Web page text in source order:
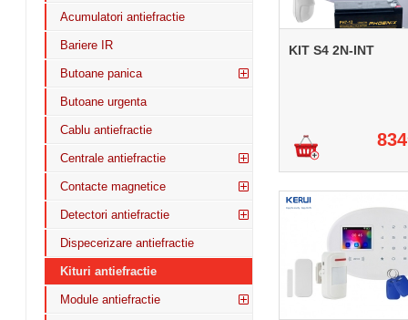
KIT S4 2N-INT
834
Acumulatori antiefractie
Bariere IR
Butoane panica
Butoane urgenta
Cablu antiefractie
Centrale antiefractie
Contacte magnetice
Detectori antiefractie
Dispecerizare antiefractie
Kituri antiefractie
Module antiefractie